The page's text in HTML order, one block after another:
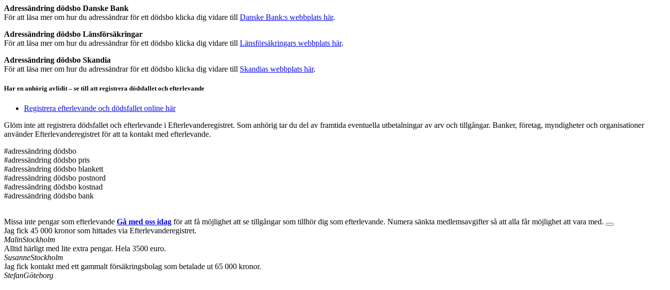
Adressändring dödsbo Danske Bank
För att läsa mer om hur du adressändrar för ett dödsbo klicka dig vidare till Danske Bank:s webbplats här.
Adressändring dödsbo Länsförsäkringar
För att läsa mer om hur du adressändrar för ett dödsbo klicka dig vidare till Länsförsäkringars webbplats här.
Adressändring dödsbo Skandia
För att läsa mer om hur du adressändrar för ett dödsbo klicka dig vidare till Skandias webbplats här.
Har en anhörig avlidit – se till att registrera dödsfallet och efterlevande
Registrera efterlevande och dödsfallet online här
Glöm inte att registrera dödsfallet och efterlevande i Efterlevanderegistret. Som anhörig tar du del av framtida eventuella utbetalningar av arv och tillgångar. Banker, företag, myndigheter och organisationer
använder Efterlevanderegistret för att ta kontakt med efterlevande.
#adressändring dödsbo
#adressändring dödsbo pris
#adressändring dödsbo blankett
#adressändring dödsbo postnord
#adressändring dödsbo kostnad
#adressändring dödsbo bank
Missa inte pengar som efterlevande Gå med oss idag för att få möjlighet att se tillgångar som tillhör dig som efterlevande. Numera sänkta medlemsavgifter så att alla får möjlighet att vara med.
Jag fick 45 000 kronor som hittades via Efterlevanderegistret.
MalinStockholm
Alltid härligt med lite extra pengar. Hela 3500 euro.
SusanneStockholm
Jag fick kontakt med ett gammalt försäkringsbolag som betalade ut 65 000 kronor.
StefanGöteborg